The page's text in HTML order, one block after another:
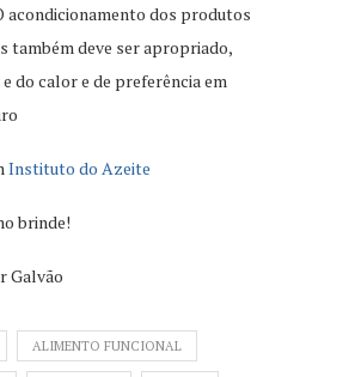
acondicionamento dos produtos
também deve ser apropriado,
do calor e de preferência em
Instituto do Azeite
brinde!
Galvão
ALIMENTO FUNCIONAL